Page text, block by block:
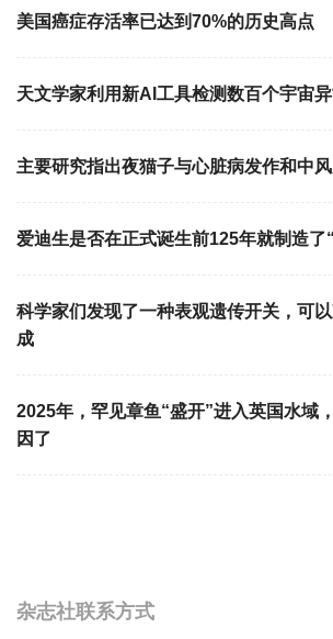
美国癌症存活率已达到70%的历史高点
天文学家利用新AI工具检测数百个宇宙
主要研究指出夜猫子与心脏病发作和中
爱迪生是否在正式诞生前125年就制造了
科学家们发现了一种表观遗传开关，可
成
2025年，罕见章鱼“盛开”进入英国水域
因了
杂志社联系方式